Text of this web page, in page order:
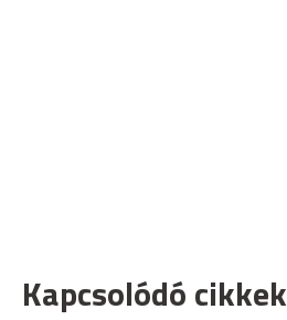
Kapcsolódó cikkek